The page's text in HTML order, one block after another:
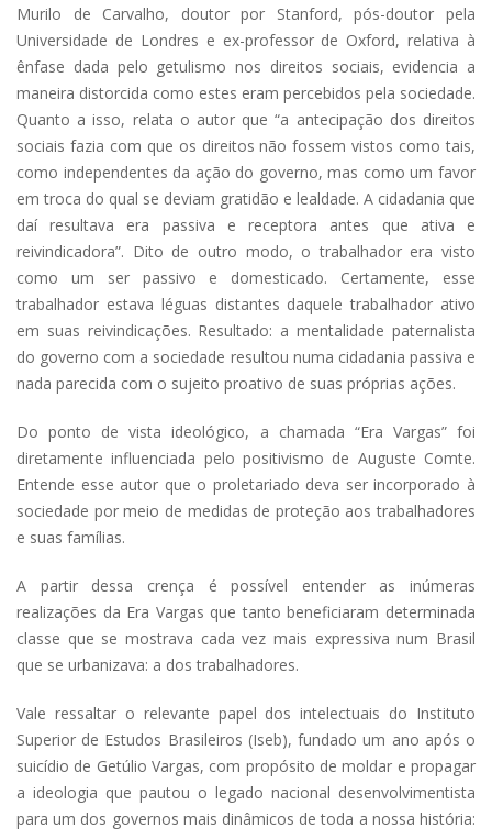
Murilo de Carvalho, doutor por Stanford, pós-doutor pela
Universidade de Londres e ex-professor de Oxford, relativa à
ênfase dada pelo getulismo nos direitos sociais, evidencia a
maneira distorcida como estes eram percebidos pela sociedade.
Quanto a isso, relata o autor que “a antecipação dos direitos
sociais fazia com que os direitos não fossem vistos como tais,
como independentes da ação do governo, mas como um favor
em troca do qual se deviam gratidão e lealdade. A cidadania que
daí resultava era passiva e receptora antes que ativa e
reivindicadora”. Dito de outro modo, o trabalhador era visto
como um ser passivo e domesticado. Certamente, esse
trabalhador estava léguas distantes daquele trabalhador ativo
em suas reivindicações. Resultado: a mentalidade paternalista
do governo com a sociedade resultou numa cidadania passiva e
nada parecida com o sujeito proativo de suas próprias ações.
Do ponto de vista ideológico, a chamada “Era Vargas” foi
diretamente influenciada pelo positivismo de Auguste Comte.
Entende esse autor que o proletariado deva ser incorporado à
sociedade por meio de medidas de proteção aos trabalhadores
e suas famílias.
A partir dessa crença é possível entender as inúmeras
realizações da Era Vargas que tanto beneficiaram determinada
classe que se mostrava cada vez mais expressiva num Brasil
que se urbanizava: a dos trabalhadores.
Vale ressaltar o relevante papel dos intelectuais do Instituto
Superior de Estudos Brasileiros (Iseb), fundado um ano após o
suicídio de Getúlio Vargas, com propósito de moldar e propagar
a ideologia que pautou o legado nacional desenvolvimentista
para um dos governos mais dinâmicos de toda a nossa história: